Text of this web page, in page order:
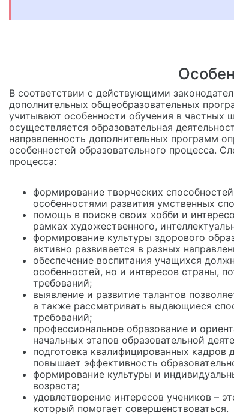
В соответствии с действующими
дополнительных общеобразовательных
учитывают особенности обучения в частных
осуществляется образовательная
направленность дополнительных программ
особенностей образовательного процесса.
процесса:
формирование творческих
особенностями развития умственных
помощь в поиске своих хобби и
рамках художественного,
формирование культуры здорового
активно развивается в разных
обеспечение воспитания учащихся
особенностей, но и интересов страны,
требований;
выявление и развитие талантов
а также рассматривать выдающиеся
требований;
профессиональное образование и
начальных этапов образовательной
подготовка квалифицированных кадров
повышает эффективность
формирование культуры и
возраста;
удовлетворение интересов учеников –
который помогает совершенствоваться.